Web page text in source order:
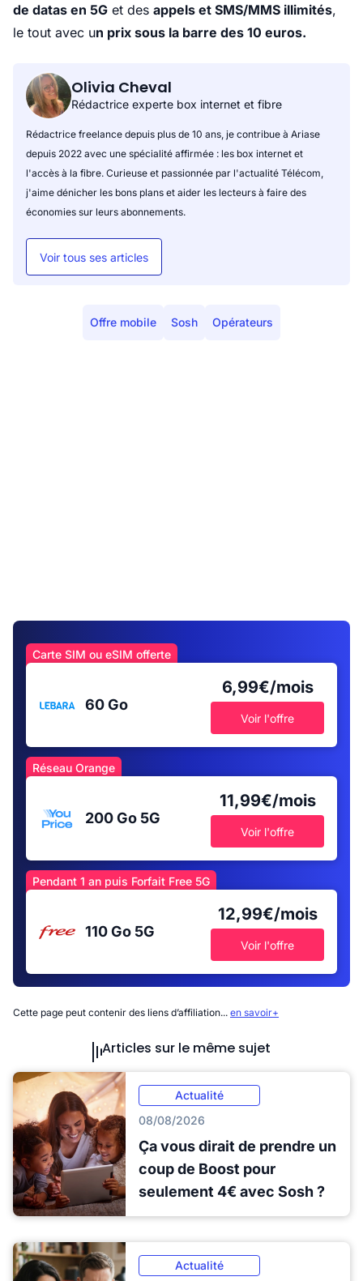
de datas en 5G et des appels et SMS/MMS illimités,
le tout avec un prix sous la barre des 10 euros.
Olivia Cheval
Rédactrice experte box internet et fibre
Rédactrice freelance depuis plus de 10 ans, je contribue à Ariase
depuis 2022 avec une spécialité affirmée : les box internet et
l'accès à la fibre. Curieuse et passionnée par l'actualité Télécom,
j'aime dénicher les bons plans et aider les lecteurs à faire des
économies sur leurs abonnements.
Voir tous ses articles
Offre mobile Sosh Opérateurs
Carte SIM ou eSIM offerte
60 Go
6,99€/mois
Voir l'offre
Réseau Orange
200 Go 5G
11,99€/mois
Voir l'offre
Pendant 1 an puis Forfait Free 5G
110 Go 5G
12,99€/mois
Voir l'offre
Cette page peut contenir des liens d’affiliation... en savoir+
Articles sur le même sujet
Actualité
08/08/2026
Ça vous dirait de prendre un
coup de Boost pour
seulement 4€ avec Sosh ?
Actualité